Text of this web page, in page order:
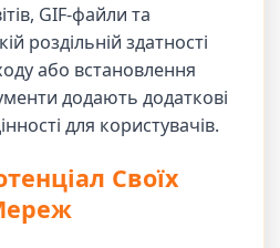
GIF-файли та
роздільній здатності
або встановлення
додають додаткові
для користувачів.
Своїх